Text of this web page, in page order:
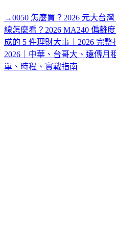
→0050 怎麼買？2026 元大台
線怎麼看？2026 MA240 偏離
成的 5 件理財大事｜2026 完整
2026｜中華、台哥大、遠傳月
單、時程、實戰指南